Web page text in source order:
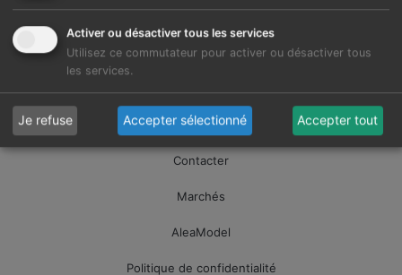
Nous
Contacter
Marchés
AleaModel
Politique de confidentialité
Activer ou désactiver tous les services
Utilisez ce commutateur pour activer ou désactiver tous
les services.
Je refuse Accepter sélectionné Accepter tout